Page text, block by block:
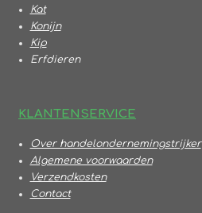
Kat
Konijn
Kip
Erfdieren
KLANTENSERVICE
Over handelondernemingstrijker
Algemene voorwaarden
Verzendkosten
Contact